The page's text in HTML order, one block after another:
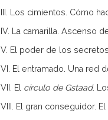
III. Los cimientos. Cómo
IV. La camarilla. Ascenso
V. El poder de los
VI. El entramado. Una red
VII. El círculo de Gstaad.
VIII. El gran conseguidor.